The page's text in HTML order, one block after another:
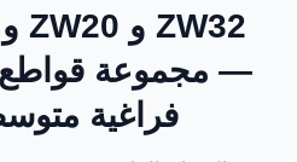
— مجموعة قواطع
فراغية